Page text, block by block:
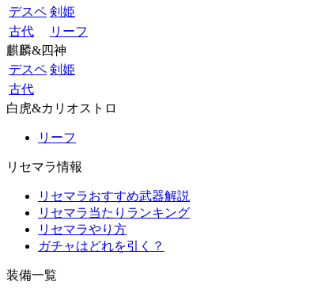
デスペ 剣姫
古代
リーフ
麒麟&四神
デスペ 剣姫
古代
白虎&カリオストロ
リーフ
リセマラ情報
リセマラおすすめ武器解説
リセマラ当たりランキング
リセマラやり方
ガチャはどれを引く？
装備一覧